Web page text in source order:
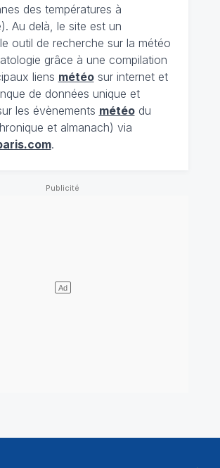
des températures à
Au delà, le site est un
outil de recherche sur la météo
grâce à une compilation
liens météosur internet et
de données unique et
les évènements météodu
et almanach) via
.